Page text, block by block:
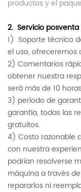
productos y el
2. Servicio
1) Soporte técnico
el uso, ofreceremos
2) Comentarios
obtener nuestra
será más de 10
3) período de
garantía, todas las
gratuitos.
4) Costo razonable
con nuestra
podrían resolverse
máquina a través
repararlos ni